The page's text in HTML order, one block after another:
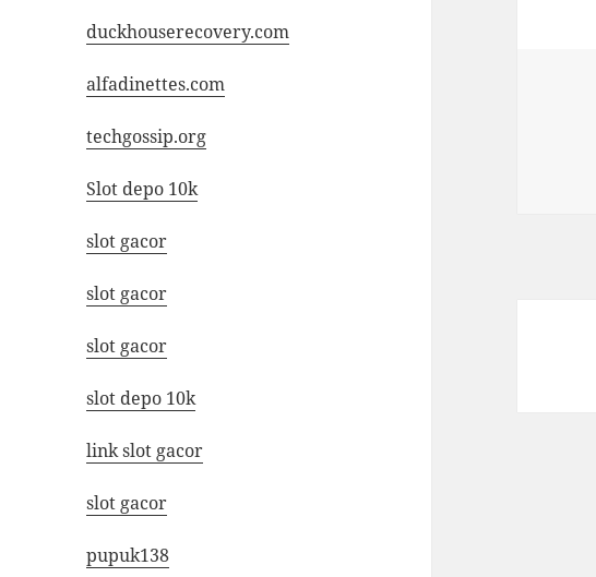
duckhouserecovery.com
alfadinettes.com
techgossip.org
Slot depo 10k
slot gacor
slot gacor
slot gacor
slot depo 10k
link slot gacor
slot gacor
pupuk138